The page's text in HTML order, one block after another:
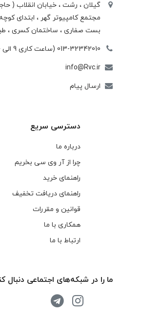
گیلان ، رشت ، خيابان انقلاب (
مجتمع كامپيوتر گهر ، ابتدای
بست صفاری ، ساختمان كسری ،
013-32342010 (ساعت کاری 9 الی 20:30)
info@Rvc.ir
ارسال پیام
دسترسی سریع
درباره ما
چرا از آر وی سی بخریم
راهنمای خرید
راهنمای دریافت تخفیف
قوانین و مقررات
همکاری با ما
ارتباط با ما
ما را در شبکه‌های اجتماعی دنبال